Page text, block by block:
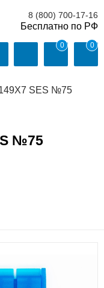
8 (800) 700-17-16
0 0
SES №75
№75